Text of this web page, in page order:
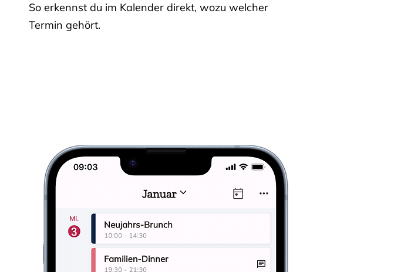
So erkennst du im Kalender direkt, wozu welcher
Termin gehört.